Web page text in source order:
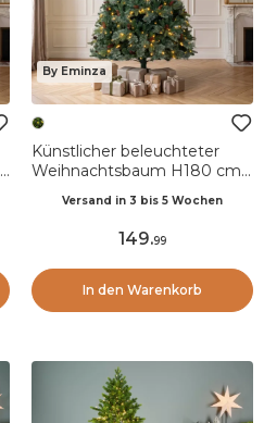
By Eminza
Künstlicher beleuchteter
Weihnachtsbaum H180 cm
Tannengrün
Versand in 3 bis 5 Wochen
149.99
In den Warenkorb